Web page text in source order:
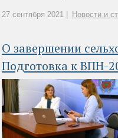
27 сентября 2021 | Новости и
О завершении
Подготовка к ВПН-